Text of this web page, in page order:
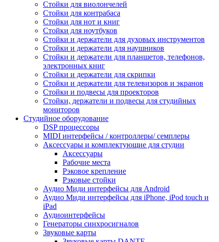
Стойки для виолончелей
Стойки для контрабаса
Стойки для нот и книг
Стойки для ноутбуков
Стойки и держатели для духовых инструментов
Стойки и держатели для наушников
Стойки и держатели для планшетов, телефонов,
электронных книг
Стойки и держатели для скрипки
Стойки и держатели для телевизоров и экранов
Стойки и подвесы для проекторов
Стойки, держатели и подвесы для студийных
мониторов
Студийное оборудование
DSP процессоры
MIDI интерфейсы / контроллеры/ семплеры
Аксессуары и комплектующие для студии
Аксессуары
Рабочие места
Рэковое крепление
Рэковые стойки
Аудио Миди интерфейсы для Android
Аудио Миди интерфейсы для iPhone, iPod touch и
iPad
Аудиоинтерфейсы
Генераторы синхросигналов
Звуковые карты